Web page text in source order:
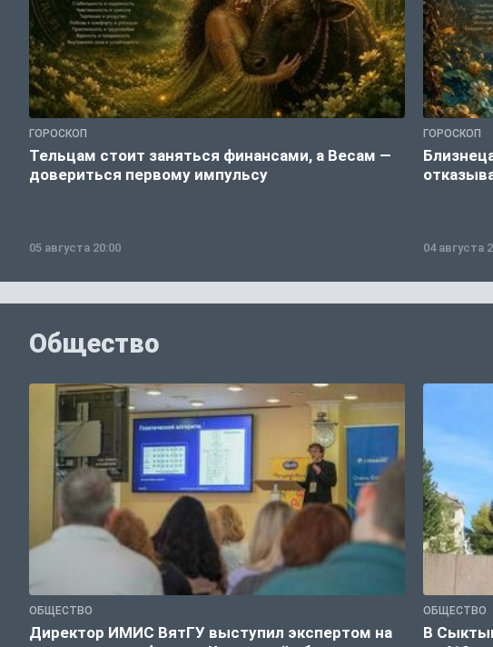
ГОРОСКОП
Тельцам стоит заняться финансами, а Весам —
довериться первому импульсу
05 августа 20:00
ГОРОСКОП
04 августа
Общество
ОБЩЕСТВО
Директор ИМИС ВятГУ выступил экспертом на
ОБЩЕСТВО
В